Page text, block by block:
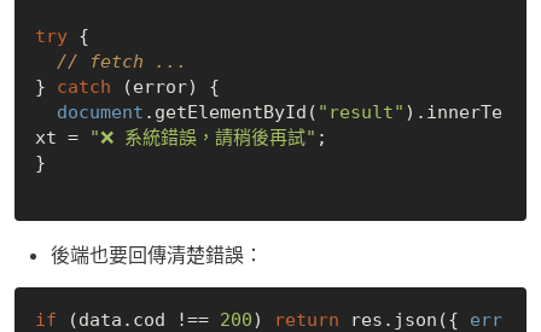
try {
// fetch ...
} catch (error) {
document .getElementById( "result" ).innerTe
xt =
"❌ 系統錯誤，請稍後再試" ;
}
後端也要回傳清楚錯誤：
if (data.cod !== 200) return res.json({ err